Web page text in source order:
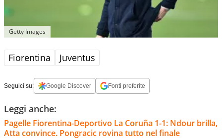
Getty Images
Fiorentina Juventus
Seguici su: Google Discover Fonti preferite
Leggi anche:
Pagelle Fiorentina-Deportivo La Coruña 1-1: Ndour brilla,
Atta convince. Pongracic rovina tutto nel finale